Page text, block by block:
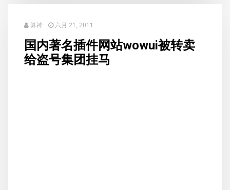
算神 六月 21, 2011
国内著名插件网站wowui被转卖
给盗号集团挂马